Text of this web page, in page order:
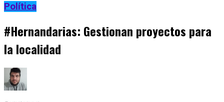
Política
#Hernandarias: Gestionan proyectos para
la localidad